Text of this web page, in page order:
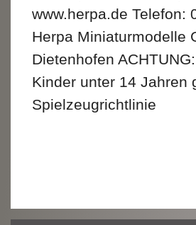
www.herpa.de Telefon:
Herpa Miniaturmodelle
Dietenhofen
Kinder unter 14 Jahren
Spielzeugrichtlinie